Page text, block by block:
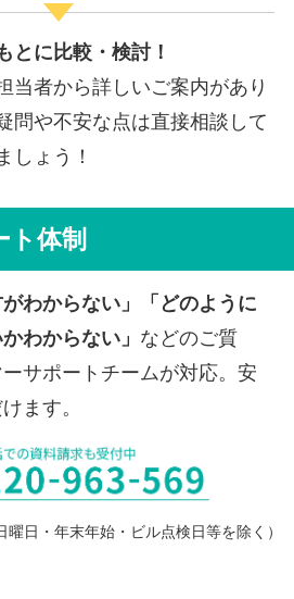
とに比較・検討！
当者から詳しいご案内があり
問や不安な点は直接相談して
しょう！
ト体制
がわからない」「どのように
わからない」 などのご質
サポートチームが対応。安
ます。
日・年末年始・ビル点検日等を除く）